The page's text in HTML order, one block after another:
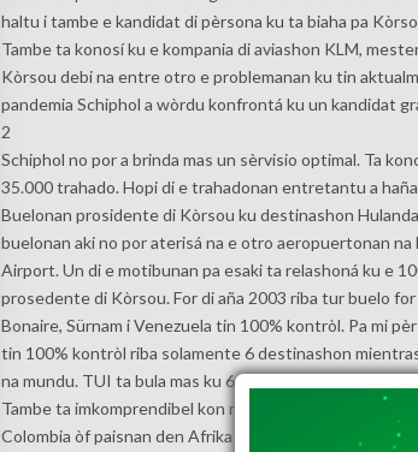
haltu i tambe e kandidat di pèrsona ku ta biaha pa
Tambe ta konosí ku e kompania di aviashon KLM,
Kòrsou debi na entre otro e problemanan ku tin
pandemia Schiphol a wòrdu konfrontá ku un kandidat
2
Schiphol no por a brinda mas un sèrvisio optimal. Ta
35.000 trahado. Hopi di e trahadonan entretantu a
Buelonan prosidente di Kòrsou ku destinashon
buelonan aki no por aterisá na e otro aeropuertonan na
Airport. Un di e motibunan pa esaki ta relashoná ku e
prosedente di Kòrsou. For di aña 2003 riba tur buelo
Bonaire, Sürnam i Venezuela tin 100% kontròl. Pa mi
tin 100% kontròl riba solamente 6 destinashon
na mundu. TUI ta bula mas ku 60 destinashon.
Tambe ta imkomprendibel kon no tin 100% kontròl riba
Colombia òf paisnan den Afrika kaminda diariamente